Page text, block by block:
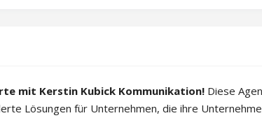
mit Kerstin Kubick Kommunikation! Diese
Lösungen für Unternehmen, die ihre